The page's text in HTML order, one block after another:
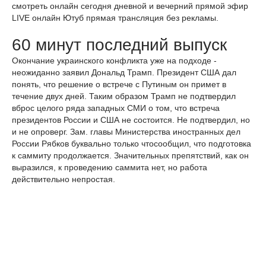
смотреть онлайн сегодня дневной и вечерний прямой эфир
LIVE онлайн Ютуб прямая трансляция без рекламы.
60 минут последний выпуск
Окончание украинского конфликта уже на подходе -
неожиданно заявил Дональд Трамп. Президент США дал
понять, что решение о встрече с Путиным он примет в
течение двух дней. Таким образом Трамп не подтвердил
вброс целого ряда западных СМИ о том, что встреча
президентов России и США не состоится. Не подтвердил, но
и не опроверг. Зам. главы Министерства иностранных дел
России Рябков буквально только чтосообщил, что подготовка
к саммиту продолжается. Значительных препятствий, как он
выразился, к проведению саммита нет, но работа
действительно непростая.